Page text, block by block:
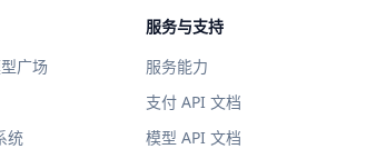
广场
统
服务与支持
服务能力
支付 API 文档
模型 API 文档